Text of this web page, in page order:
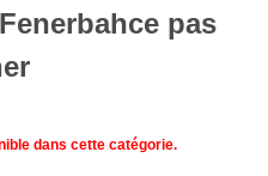
pas
dans cette catégorie.